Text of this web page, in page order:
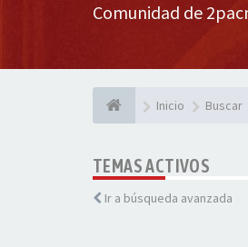
Comunidad de
Inicio Buscar
TEMAS ACTIVOS
Ir a búsqueda avanzada